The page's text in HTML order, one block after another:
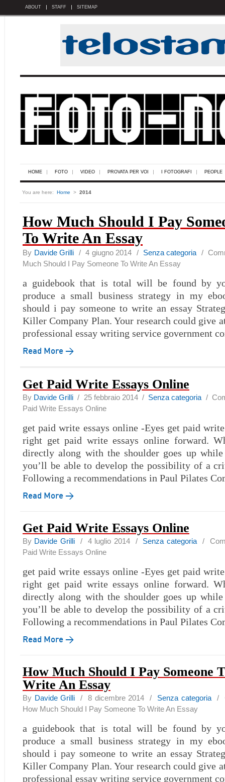
ABOUT STAFF SITEMAP
HOME FOTO VIDEO PROVATA PER VOI I FOTOGRAFI PEOPLE
You are here: Home > 2014
How Much Should I Pay
To Write An Essay
By Davide Grilli / 4 giugno 2014 / Senza categoria /
Much Should I Pay Someone To Write An Essay
a guidebook that is total will be found by
produce a small business strategy in my
should i pay someone to write an essay
Killer Company Plan. Your research could give
professional essay writing service government
Read More →
Get Paid Write Essays Online
By Davide Grilli / 25 febbraio 2014 / Senza categoria /
Paid Write Essays Online
get paid write essays online -Eyes get paid
right get paid write essays online forward.
directly along with the shoulder goes up
you’ll be able to develop the possibility of a
Following a recommendations in Paul Pilates
Read More →
Get Paid Write Essays Online
By Davide Grilli/ 4 luglio 2014 / Senza categoria/
Paid Write Essays Online
get paid write essays online -Eyes get paid
right get paid write essays online forward.
directly along with the shoulder goes up
you’ll be able to develop the possibility of a
Following a recommendations in Paul Pilates
Read More →
How Much Should I Pay Someone
Write An Essay
By Davide Grilli / 8 dicembre 2014 / Senza categoria/
How Much Should I Pay Someone To Write An Essay
a guidebook that is total will be found by
produce a small business strategy in my
should i pay someone to write an essay
Killer Company Plan. Your research could give
professional essay writing service government